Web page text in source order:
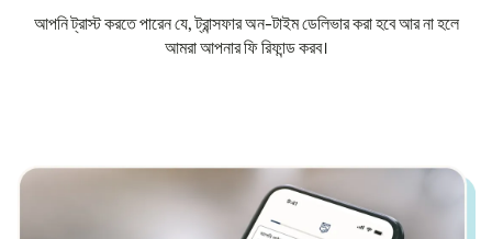
আপনি ট্রাস্ট করতে পারেন যে, ট্রান্সফার অন-টাইম ডেলিভার করা হবে আর না হলে
আমরা আপনার ফি রিফান্ড করব।